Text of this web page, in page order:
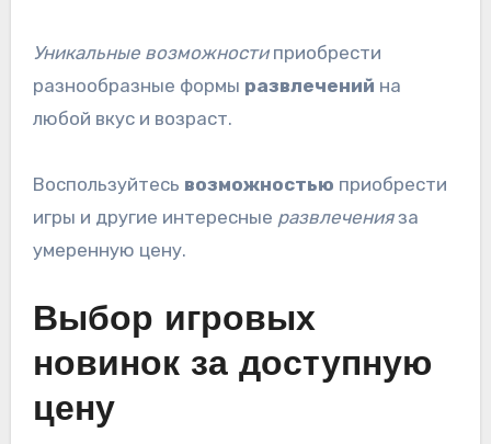
Уникальные возможностиприобрести
разнообразные формы развлечений на
любой вкус и возраст.
Воспользуйтесь возможностью приобрести
игры и другие интересные развлеченияза
умеренную цену.
Выбор игровых
новинок за доступную
цену